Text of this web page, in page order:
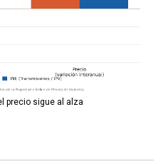
precio sigue al alza